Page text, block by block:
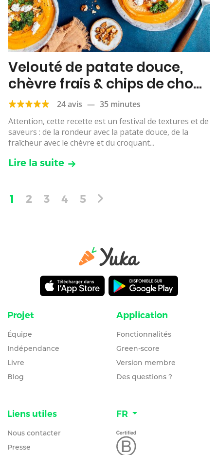
Velouté de patate douce,
chèvre frais & chips de chou
kale
24 avis — 35 minutes
Attention, cette recette est un festival de textures et de
saveurs : de la rondeur avec la patate douce, de la
fraîcheur avec le chèvre et du croquant...
Lire la suite
1 2 3 4 5
Projet
Équipe
Indépendance
Livre
Blog
Application
Fonctionnalités
Green-score
Version membre
Des questions ?
Liens utiles
Nous contacter
Presse
FR